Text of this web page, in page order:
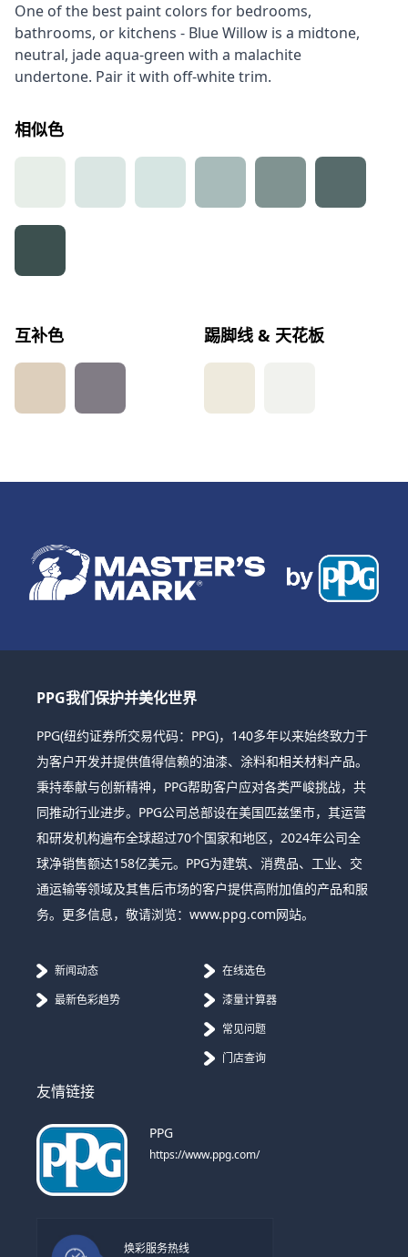
One of the best paint colors for bedrooms,
bathrooms, or kitchens - Blue Willow is a midtone,
neutral, jade aqua-green with a malachite
undertone. Pair it with off-white trim.
相似色
互补色 踢脚线 & 天花板
PPG我们保护并美化世界
PPG(纽约证券所交易代码：PPG)，140多年以来始终致力于
为客户开发并提供值得信赖的油漆、涂料和相关材料产品。
秉持奉献与创新精神，PPG帮助客户应对各类严峻挑战，共
同推动行业进步。PPG公司总部设在美国匹兹堡市，其运营
和研发机构遍布全球超过70个国家和地区，2024年公司全
球净销售额达158亿美元。PPG为建筑、消费品、工业、交
通运输等领域及其售后市场的客户提供高附加值的产品和服
务。更多信息，敬请浏览：www.ppg.com网站。
新闻动态
最新色彩趋势
在线选色
漆量计算器
常见问题
门店查询
友情链接
PPG
https://www.ppg.com/
焕彩服务热线